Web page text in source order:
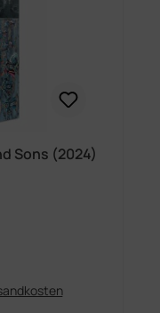
Sons (2024)